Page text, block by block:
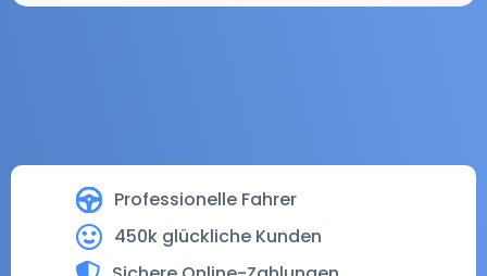
Professionelle Fahrer
450k glückliche Kunden